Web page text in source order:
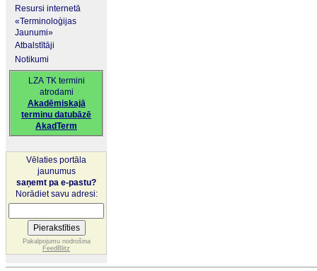
Resursi internetā
«Terminoloģijas
Jaunumi»
Atbalstītāji
Notikumi
LZA TK termini
atrodami
Akadēmiskajā
terminu datubāzē
AkadTerm
Vēlaties portāla
jaunumus
saņemt pa e-pastu?
Norādiet savu adresi:
Pakalpojumu nodrošina
FeedBlitz